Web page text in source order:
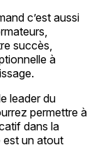
c’est aussi
succès,
à
leader du
permettre à
dans la
est un atout